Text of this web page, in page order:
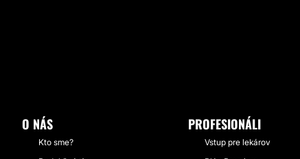
O NÁS
Kto sme?
PROFESIONÁLI
Vstup pre lekárov